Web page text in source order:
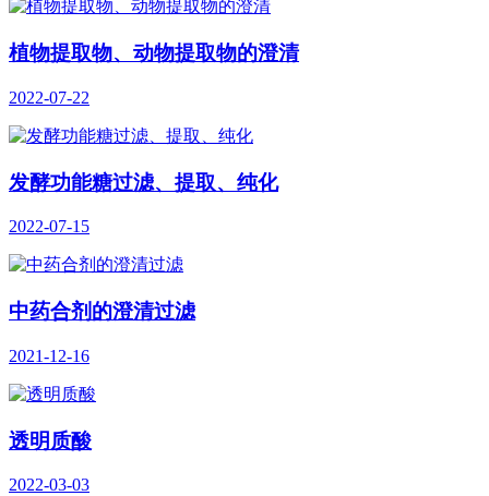
植物提取物、动物提取物的澄清
2022-07-22
发酵功能糖过滤、提取、纯化
2022-07-15
中药合剂的澄清过滤
2021-12-16
透明质酸
2022-03-03